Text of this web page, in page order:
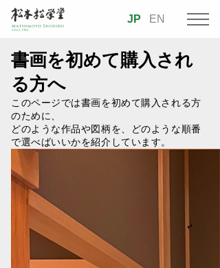
JP EN
書画を初めて購入され
る方へ
このページでは書画を初めて購入される方
のために、
どのような作品や図柄を、どのような順番
で選べばいいかを紹介しています。